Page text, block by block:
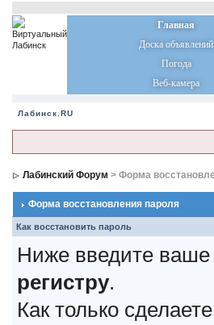
Главная
Доска объявлений
Погода
Веб-камера
Лабинск.RU
Лабинский Форум > Форма
Форма восстановления пароля
Как восстановить пароль
Ниже введите ваше
регистру.
Как только